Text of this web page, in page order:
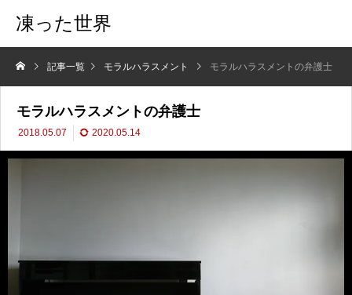
凍った世界
記事一覧 モラルハラスメント モラルハラスメントの弁護士
モラルハラスメントの弁護士
2018.05.07 2020.05.14